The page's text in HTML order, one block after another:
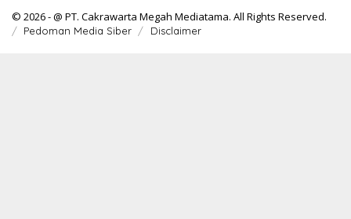
© 2026 - @ PT. Cakrawarta Megah Mediatama. All Rights Reserved.
Pedoman Media Siber Disclaimer